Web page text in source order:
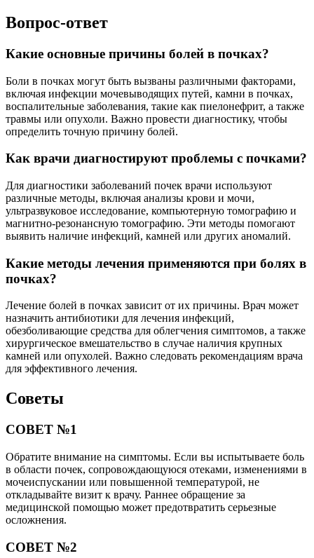
Вопрос-ответ
Какие основные причины болей в почках?
Боли в почках могут быть вызваны различными факторами,
включая инфекции мочевыводящих путей, камни в почках,
воспалительные заболевания, такие как пиелонефрит, а также
травмы или опухоли. Важно провести диагностику, чтобы
определить точную причину болей.
Как врачи диагностируют проблемы с почками?
Для диагностики заболеваний почек врачи используют
различные методы, включая анализы крови и мочи,
ультразвуковое исследование, компьютерную томографию и
магнитно-резонансную томографию. Эти методы помогают
выявить наличие инфекций, камней или других аномалий.
Какие методы лечения применяются при болях в
почках?
Лечение болей в почках зависит от их причины. Врач может
назначить антибиотики для лечения инфекций,
обезболивающие средства для облегчения симптомов, а также
хирургическое вмешательство в случае наличия крупных
камней или опухолей. Важно следовать рекомендациям врача
для эффективного лечения.
Советы
СОВЕТ №1
Обратите внимание на симптомы. Если вы испытываете боль
в области почек, сопровождающуюся отеками, изменениями в
мочеиспускании или повышенной температурой, не
откладывайте визит к врачу. Раннее обращение за
медицинской помощью может предотвратить серьезные
осложнения.
СОВЕТ №2